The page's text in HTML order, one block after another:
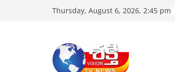
Thursday, August 6, 2026, 2:45 pm